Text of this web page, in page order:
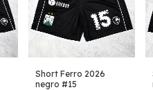
Short Ferro 2026
negro #15